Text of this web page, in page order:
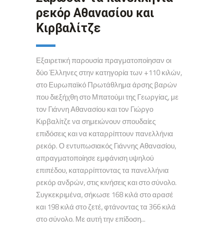
ρεκόρ Αθανασίου και
Κιρβαλίτζε
Εξαιρετική παρουσία πραγματοποίησαν οι
δύο Έλληνες στην κατηγορία των +110 κιλών,
στο Ευρωπαϊκό Πρωτάθλημα άρσης βαρών
που διεξήχθη στο Μπατούμι της Γεωργίας, με
τον Γιάννη Αθανασίου και τον Γιώργο
Κιρβαλίτζε να σημειώνουν σπουδαίες
επιδόσεις και να καταρρίπτουν πανελλήνια
ρεκόρ. Ο εντυπωσιακός Γιάννης Αθανασίου,
απραγματοποίησε εμφάνιση υψηλού
επιπέδου, καταρρίπτοντας τα πανελλήνια
ρεκόρ ανδρών, στις κινήσεις και στο σύνολο.
Συγκεκριμένα, σήκωσε 168 κιλά στο αρασέ
και 198 κιλά στο ζετέ, φτάνοντας τα 366 κιλά
στο σύνολο. Με αυτή την επίδοση...